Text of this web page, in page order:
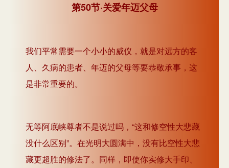
第50节·关爱年迈父母
我们平常需要一个小小的威仪，就是对远方的客
人、久病的患者、年迈的父母等要恭敬承事，这
是非常重要的。
无等阿底峡尊者不是说过吗，“这和修空性大悲藏
没什么区别”。在光明大圆满中，没有比空性大悲
藏更超胜的修法了。同样，即使你实修大手印、